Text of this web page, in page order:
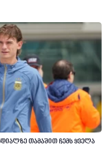
თამაშით ჩემს ყველა